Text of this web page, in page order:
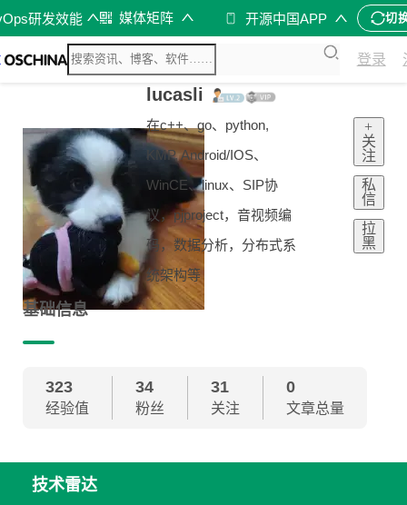
研发效能 媒体矩阵 开源中国APP 切
登录
lucasli
在c++、go、python,
KMP, Android/IOS、
WinCE、linux、SIP协
议，pjproject，音视频编
码，数据分析，分布式系
统架构等
+
关
注
私
信
拉
黑
基础信息
323
经验值
34
粉丝
31
关注
0
文章总量
技术雷达